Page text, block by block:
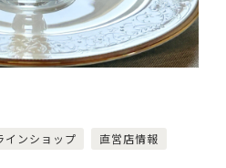
インショップ 直営店情報